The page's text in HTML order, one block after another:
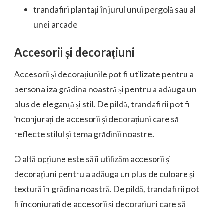
trandafiri plantați în jurul unui pergolă sau al
unei arcade
Accesorii și decorațiuni
Accesorii și decorațiunile pot fi utilizate pentru a
personaliza grădina noastră și pentru a adăuga un
plus de eleganță și stil. De pildă, trandafirii pot fi
înconjurați de accesorii și decorațiuni care să
reflecte stilul și tema grădinii noastre.
O altă opțiune este să îi utilizăm accesorii și
decorațiuni pentru a adăuga un plus de culoare și
textură în grădina noastră. De pildă, trandafirii pot
fi înconjurați de accesorii și decorațiuni care să